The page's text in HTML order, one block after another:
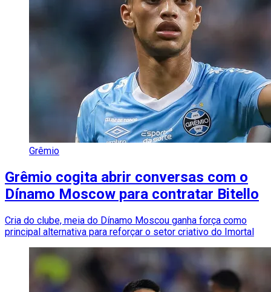
Grêmio
Grêmio cogita abrir conversas com o
Dínamo Moscow para contratar Bitello
Cria do clube, meia do Dínamo Moscou ganha força como
principal alternativa para reforçar o setor criativo do Imortal